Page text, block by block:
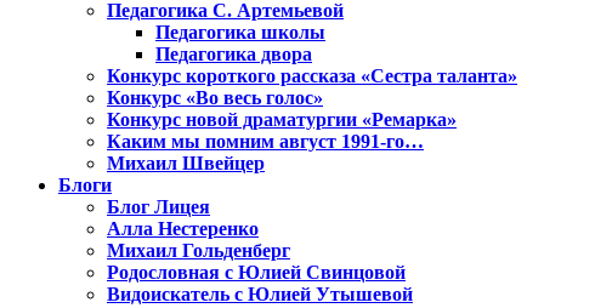
Педагогика С. Артемьевой
Педагогика школы
Педагогика двора
Конкурс короткого рассказа «Сестра таланта»
Конкурс «Во весь голос»
Конкурс новой драматургии «Ремарка»
Каким мы помним август 1991-го…
Михаил Швейцер
Блоги
Блог Лицея
Алла Нестеренко
Михаил Гольденберг
Родословная с Юлией Свинцовой
Видоискатель с Юлией Утышевой